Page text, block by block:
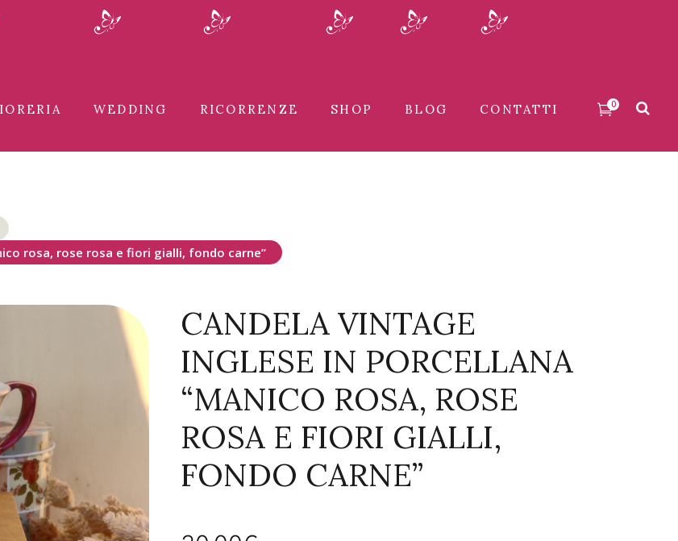
WEDDING RICORRENZE SHOP BLOG CONTATTI 0
rosa, rose rosa e fiori gialli, fondo carne”
CANDELA VINTAGE
INGLESE IN PORCELLANA
“MANICO ROSA, ROSE
ROSA E FIORI GIALLI,
FONDO CARNE”